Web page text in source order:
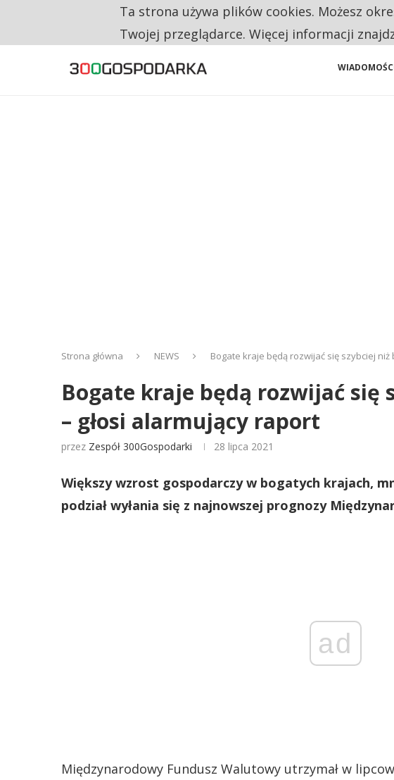
CO TRZECIĄ ZŁOTÓWKĘ Z EMERYTURY SENIORZY
Strona główna NEWS Bogate kraje będą rozwijać się szybciej
Bogate kraje będą rozwijać się
– głosi alarmujący raport
przez Zespół 300Gospodarki 28 lipca 2021
Większy wzrost gospodarczy w bogatych krajach,
podział wyłania się z najnowszej prognozy
ad
Międzynarodowy Fundusz Walutowy utrzymał w
Ta strona używa plików cookies. Możesz
Twojej przeglądarce. Więcej informacji